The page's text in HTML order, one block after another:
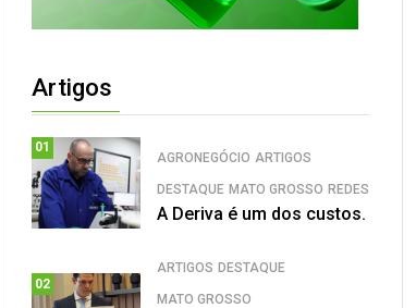
Artigos
01
AGRONEGÓCIO ARTIGOS
DESTAQUE MATO GROSSO REDES
A Deriva é um dos custos.
02
ARTIGOS DESTAQUE
MATO GROSSO